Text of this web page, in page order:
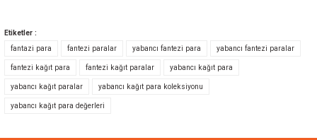
Görüş ve önerileriniz için teşekkür ederiz.
Ürün resmi kalitesiz, bozuk veya görüntülenemiyor.
Ürün açıklamasında eksik bilgiler bulunuyor.
Etiketler :
fantazi para
fantezi paralar yabancı fantezi para yabancı fantezi paralar
fantezi kağıt para fantezi kağıt paralar yabancı kağıt para
yabancı kağıt paralar yabancı kağıt para koleksiyonu
yabancı kağıt para değerleri